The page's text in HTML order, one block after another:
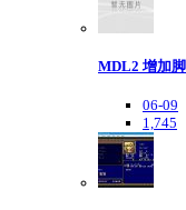
MDL2 增加
06-09
1,745